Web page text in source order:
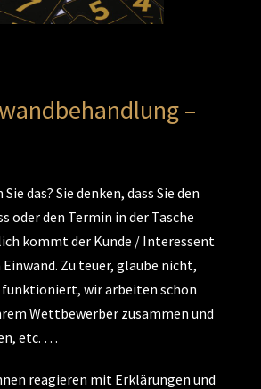
–
das? Sie denken, dass Sie den
oder den Termin in der Tasche
kommt der Kunde / Interessent
Zu teuer, glaube nicht,
funktioniert, wir arbeiten schon
Wettbewerber zusammen und
etc. …
reagieren mit Erklärungen und